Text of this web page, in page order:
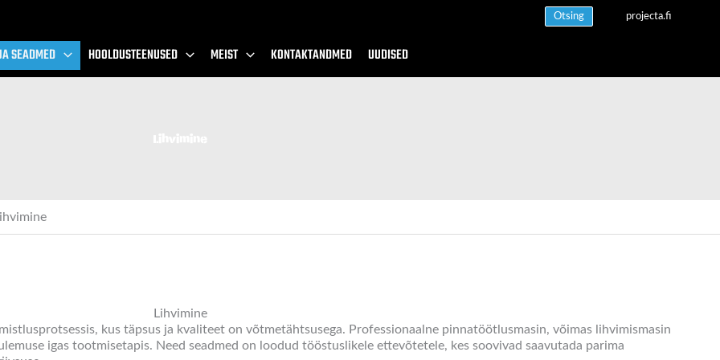
Otsing projecta.fi
SEADMED HOOLDUSTEENUSED MEIST KONTAKTANDMED UUDISED
Lihvimine
kus täpsus ja kvaliteet on võtmetähtsusega. Professionaalne pinnatöötlusmasin, võimas lihvimismasin
igas tootmisetapis. Need seadmed on loodud tööstuslikele ettevõtetele, kes soovivad saavutada parima